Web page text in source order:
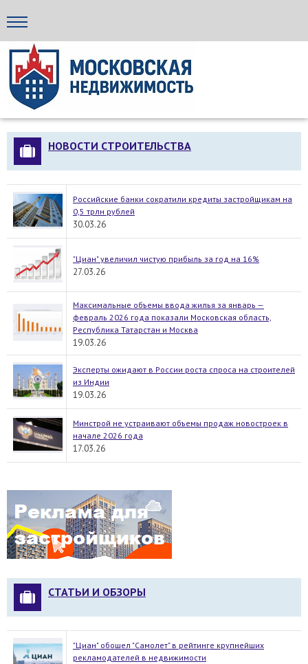
Стройка24
НОВОСТИ СТРОИТЕЛЬСТВА
Российские банки сократили кредиты застройщикам на
0,5 трлн рублей
30.03.26
"Циан" увеличил чистую прибыль за год на 16%
27.03.26
Максимальные объемы ввода жилья за январь —
февраль 2026 года показали Московская область,
Республика Татарстан и Москва
19.03.26
Эксперты ожидают в России роста спроса на строителей
из Индии
19.03.26
Минстрой не устраивают объемы продаж новостроек в
начале 2026 года
17.03.26
СТАТЬИ И ОБЗОРЫ
"Циан" обошел "Самолет" в рейтинге крупнейших
рекламодателей в недвижимости